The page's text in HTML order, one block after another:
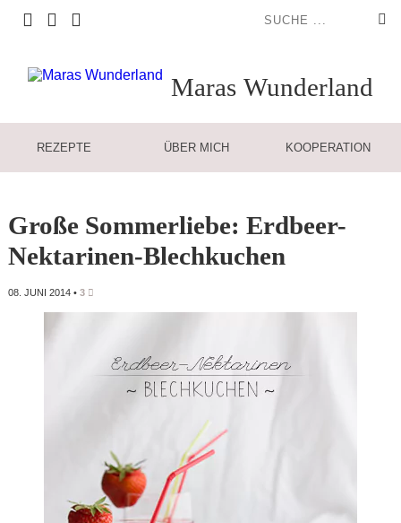
Maras Wunderland
REZEPTE ÜBER MICH KOOPERATION
Große Sommerliebe: Erdbeer-
Nektarinen-Blechkuchen
08. JUNI 2014• 3